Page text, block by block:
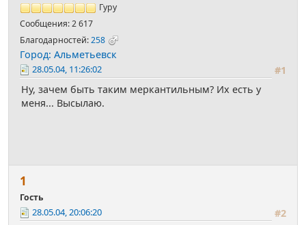
Гуру
Сообщения: 2 617
Благодарностей:258
Город: Альметьевск
#1
28.05.04, 11:26:02
Ну, зачем быть таким меркантильным? Их есть у
меня... Высылаю.
1
Гость
#2
28.05.04, 20:06:20